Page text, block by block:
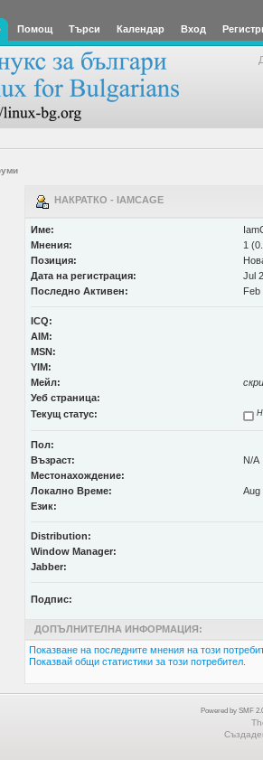
Помощ Търси Календар Вход
НАКРАТКО - IAMCAGE
Име:
Мнения:
1
Позиция:
Дата на регистрация:
Jul
Последно Активен:
Feb
ICQ:
AIM:
MSN:
YIM:
Мейл:
Уеб страница:
Текущ статус:
Пол:
Възраст:
N/A
Местонахождение:
Локално Време:
Aug
Език:
Distribution:
Window Manager:
Jabber:
Подпис:
ДОПЪЛНИТЕЛНА ИНФОРМАЦИЯ:
Показване на последните мнения на този
Показвай общи статистики за този потребител.
Powered by SMF